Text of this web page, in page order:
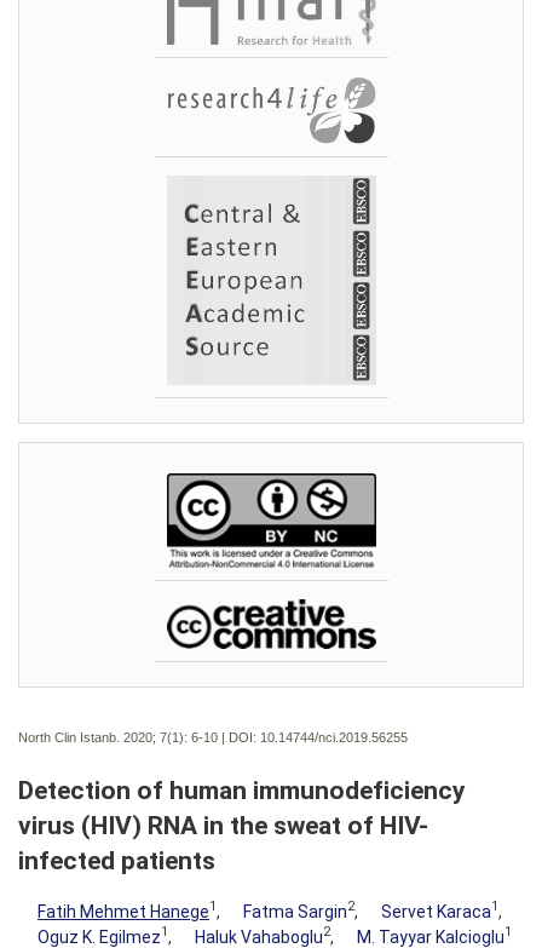
North Clin Istanb. 2020; 7(1): 6-10 | DOI: 10.14744/nci.2019.56255
Detection of human immunodeficiency
virus (HIV) RNA in the sweat of HIV-
infected patients
Fatih Mehmet Hanege1 , Fatma Sargin2, Servet Karaca1 ,
Oguz K. Egilmez1 , Haluk Vahaboglu2, M. Tayyar Kalcioglu1